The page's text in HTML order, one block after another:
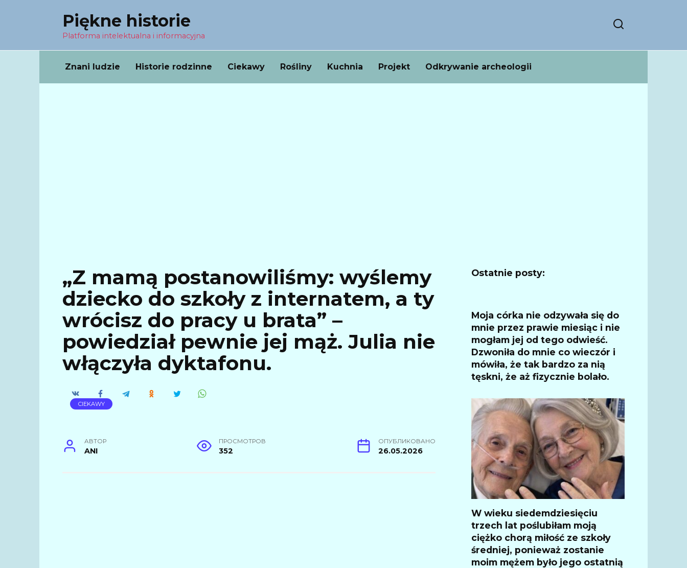
Piękne historie
Platforma intelektualna i informacyjna
Znani ludzie Historie rodzinne Ciekawy Rośliny Kuchnia Projekt Odkrywanie archeologii
„Z mamą postanowiliśmy: wyślemy
dziecko do szkoły z internatem, a ty
wrócisz do pracy u brata” –
powiedział pewnie jej mąż. Julia nie
włączyła dyktafonu.
CIEKAWY
АВТОР
ANI
ПРОСМОТРОВ
352
ОПУБЛИКОВАНО
26.05.2026
Ostatnie posty:
Moja córka nie odzywała się do
mnie przez prawie miesiąc i nie
mogłam jej od tego odwieść.
Dzwoniła do mnie co wieczór i
mówiła, że ​​tak bardzo za nią
tęskni, że aż fizycznie bolało.
W wieku siedemdziesięciu
trzech lat poślubiłam moją
ciężko chorą miłość ze szkoły
średniej, ponieważ zostanie
moim mężem było jego ostatnią